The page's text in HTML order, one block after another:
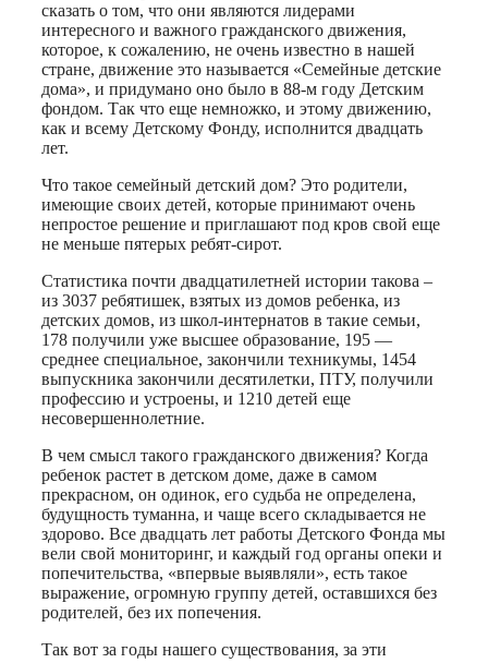
сказать о том, что они являются лидерами
интересного и важного гражданского движения,
которое, к сожалению, не очень известно в нашей
стране, движение это называется «Семейные детские
дома», и придумано оно было в 88-м году Детским
фондом. Так что еще немножко, и этому движению,
как и всему Детскому Фонду, исполнится двадцать
лет.
Что такое семейный детский дом? Это родители,
имеющие своих детей, которые принимают очень
непростое решение и приглашают под кров свой еще
не меньше пятерых ребят-сирот.
Статистика почти двадцатилетней истории такова –
из 3037 ребятишек, взятых из домов ребенка, из
детских домов, из школ-интернатов в такие семьи,
178 получили уже высшее образование, 195 —
среднее специальное, закончили техникумы, 1454
выпускника закончили десятилетки, ПТУ, получили
профессию и устроены, и 1210 детей еще
несовершеннолетние.
В чем смысл такого гражданского движения? Когда
ребенок растет в детском доме, даже в самом
прекрасном, он одинок, его судьба не определена,
будущность туманна, и чаще всего складывается не
здорово. Все двадцать лет работы Детского Фонда мы
вели свой мониторинг, и каждый год органы опеки и
попечительства, «впервые выявляли», есть такое
выражение, огромную группу детей, оставшихся без
родителей, без их попечения.
Так вот за годы нашего существования, за эти